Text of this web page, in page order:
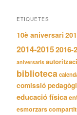
ETIQUETES
10è aniversari
2014-20152016-
aniversaris
biblioteca
comissió
educació física
esmorzars